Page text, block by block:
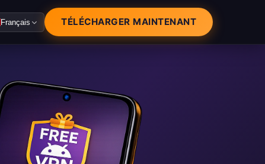
Français TÉLÉCHARGER MAINTENANT